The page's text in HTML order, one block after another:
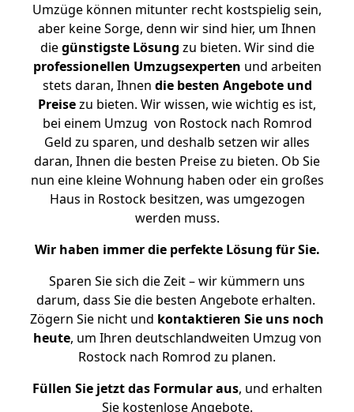
Umzüge können mitunter recht kostspielig sein,
aber keine Sorge, denn wir sind hier, um Ihnen
diegünstigste Lösung zu bieten. Wir sind die
professionellen Umzugsexperten und arbeiten
stets daran, Ihnen die besten Angebote und
Preisezu bieten. Wir wissen, wie wichtig es ist,
bei einem Umzug von Rostock nach Romrod
Geld zu sparen, und deshalb setzen wir alles
daran, Ihnen die besten Preise zu bieten. Ob Sie
nun eine kleine Wohnung haben oder ein großes
Haus in Rostock besitzen, was umgezogen
werden muss.
Wir haben immer die perfekte Lösung für Sie.
Sparen Sie sich die Zeit – wir kümmern uns
darum, dass Sie die besten Angebote erhalten.
Zögern Sie nicht und kontaktieren Sie uns noch
heute, um Ihren deutschlandweiten Umzug von
Rostock nach Romrod zu planen.
Füllen Sie jetzt das Formular aus, und erhalten
Sie kostenlose Angebote.